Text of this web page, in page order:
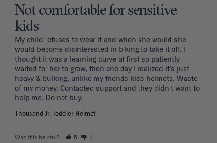
Not comfortable for sensitive
kids
My child refuses to wear it and when she would she
would become disinterested in biking to take it off. I
thought it was a learning curve at first so patiently
waited for her to grow, then one day I realized it’s just
heavy & bulking, unlike my friends kids helmets. Waste
of my money. Contacted support and they didn’t want to
Thousand Jr. Toddler Helmet
Was this helpful? 5 1